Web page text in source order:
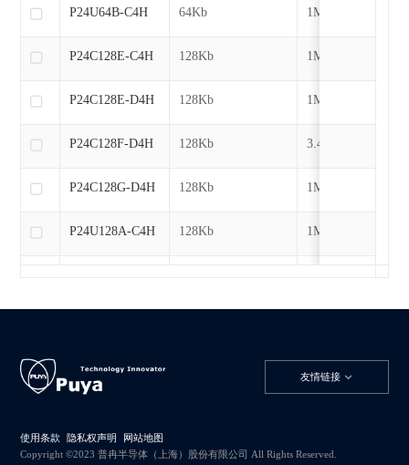
64Kb 1MHz
128Kb 1MHz
128Kb 1MHz
128Kb 3.4MHz
128Kb 1MHz
128Kb 1MHz
1MHz
256Kb 1MHz
P24U64B-C4H
P24C128E-C4H
P24C128E-D4H
P24C128F-D4H
P24C128G-D4H
P24U128A-C4H
P24C256C-D4H
友情链接
使用条款 隐私权声明
网站地图
Copyright ©2023 普冉半导体（上海）股份有限公司 All Rights Reserved.